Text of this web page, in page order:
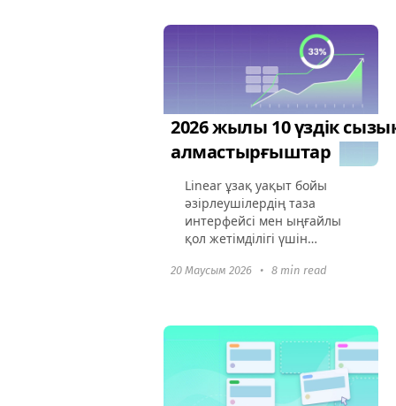
қажеттілігін лайықты...
2026 жылы 10 үздік
алмастырғыштар
Linear ұзақ уақыт бойы
әзірлеушілердің таза
интерфейсі мен ыңғайлы
қол жетімділігі үшін
мәселе трекері ретінде
қарай көптеген
командаларға...
20 Маусым 2026 • 8 min read